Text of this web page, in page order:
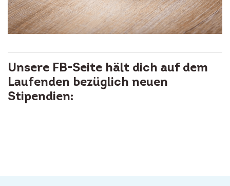
Unsere FB-Seite hält dich auf dem
Laufenden bezüglich neuen
Stipendien: